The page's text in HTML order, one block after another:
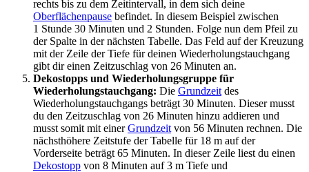
rechts bis zu dem Zeitintervall, in dem sich deine
Oberflächenpause befindet. In diesem Beispiel zwischen
1 Stunde 30 Minuten und 2 Stunden. Folge nun dem Pfeil zu
der Spalte in der nächsten Tabelle. Das Feld auf der Kreuzung
mit der Zeile der Tiefe für deinen Wiederholungstauchgang
gibt dir einen Zeitzuschlag von 26 Minuten an.
Dekostopps und Wiederholungsgruppe für
Wiederholungstauchgang: Die Grundzeit des
Wiederholungstauchgangs beträgt 30 Minuten. Dieser musst
du den Zeitzuschlag von 26 Minuten hinzu addieren und
musst somit mit einerGrundzeit von 56 Minuten rechnen. Die
nächsthöhere Zeitstufe der Tabelle für 18 m auf der
Vorderseite beträgt 65 Minuten. In dieser Zeile liest du einen
Dekostopp von 8 Minuten auf 3 m Tiefe und